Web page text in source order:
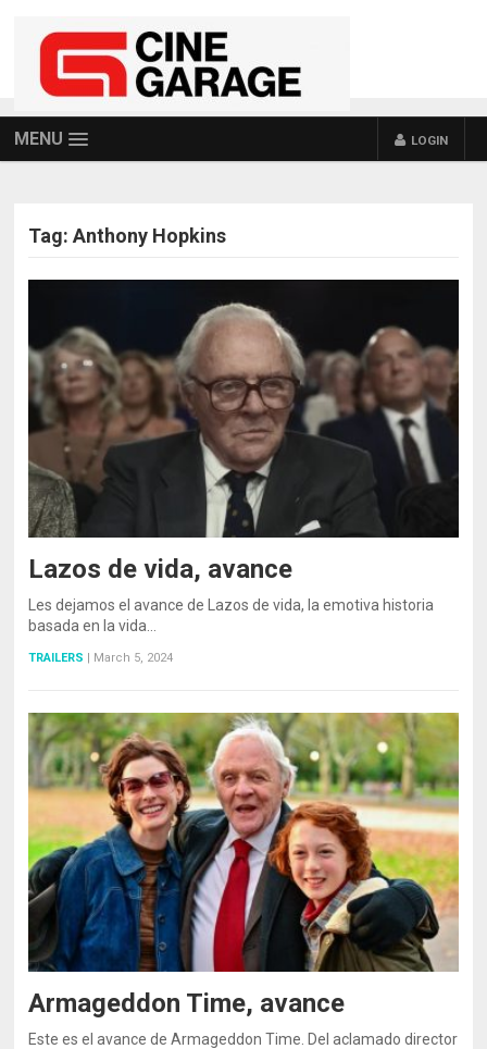
MENU LOGIN
Tag:Anthony Hopkins
Lazos de vida, avance
Les dejamos el avance de Lazos de vida, la emotiva historia
basada en la vida…
TRAILERS March 5, 2024
Armageddon Time, avance
Este es el avance de Armageddon Time. Del aclamado director
POSTS NAVIGATION